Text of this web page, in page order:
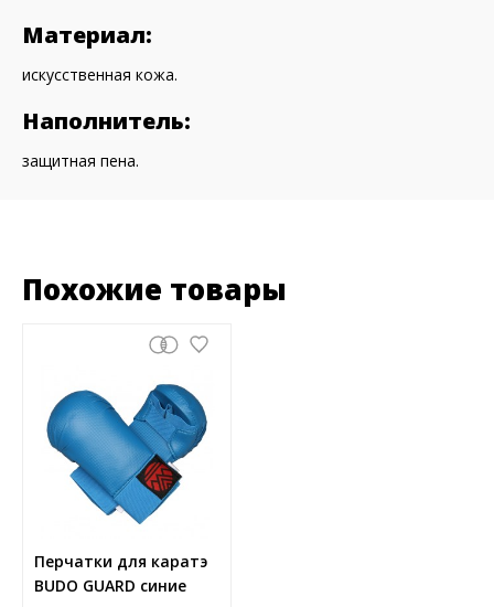
Материал:
искусственная кожа.
Наполнитель:
защитная пена.
Похожие товары
Перчатки для каратэ
BUDO GUARD синие